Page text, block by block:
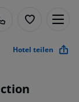
Hotel teilen